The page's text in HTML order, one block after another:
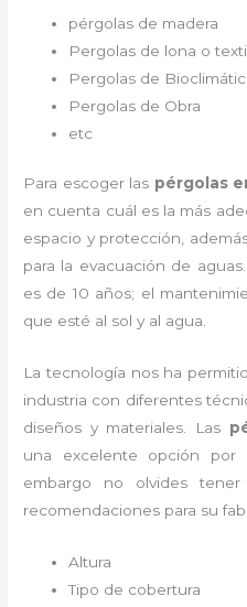
pérgolas de madera
Pergolas de lona o
Pergolas de
Pergolas de Obra
etc
Para escoger las pérgolas
en cuenta cuál es la más
espacio y protección,
para la evacuación de
es de 10 años; el
que esté al sol y al agua.
La tecnología nos ha
industria con diferentes
diseños y materiales. Las
una excelente opción por
embargo no olvides
recomendaciones para su
Altura
Tipo de cobertura